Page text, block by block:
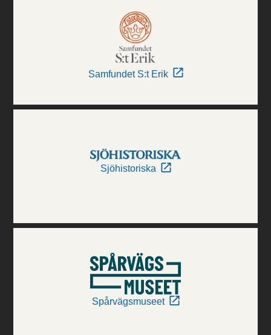
Samfundet S:t Erik
Sjöhistoriska
Spårvägsmuseet